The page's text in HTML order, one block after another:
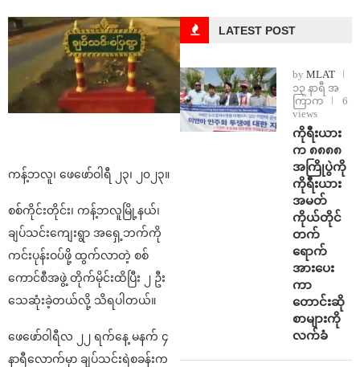
ကန့်ဘလူ၊ ဖေဖော်ဝါရီ ၂၃၊ ၂၀၂၃။
စစ်ကိုင်းတိုင်း၊ ကန့်ဘလူမြို့နယ်၊
ချပ်သင်းကျေးရွာ အရှေ့ဘက်ကို
ကင်းပုန်းဝပ်ဖို့ ထွက်လာတဲ့ စစ်
ကောင်စီအဖွဲ့ တိုက်မိုင်းထိပြီး ၂ ဦး
သေဆုံးခဲ့တယ်လို့ သိရပါတယ်။
ဖေဖော်ဝါရီလ ၂၂ ရက်နေ့ မနက် ၄
နာရီလောက်မှာ ချပ်သင်းရဲစခန်းက
LATEST POST
by MLAT
၁၃ နာရီ အ
ကြာက
6
views
ကိုရီးယား
က ၈၈၈၈
အကြိုပွဲကို
ကိုရီးယား
အမတ်
ကိုယ်တိုင်
တက်
ရောက်
အားပေး
ကာ
တောင်းဆို
စာများကို
လက်ခံ